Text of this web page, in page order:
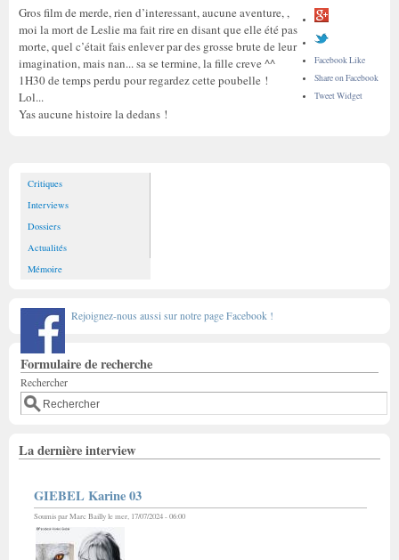
Facebook Like
Share on Facebook
Tweet Widget
Gros film de merde, rien d’interessant, aucune aventure, ,
moi la mort de Leslie ma fait rire en disant que elle été pas
morte, quel c’était fais enlever par des grosse brute de leur
imagination, mais nan... sa se termine, la fille creve ^^
1H30 de temps perdu pour regardez cette poubelle !
Lol...
Yas aucune histoire la dedans !
Critiques
Interviews
Dossiers
Actualités
Mémoire
Rejoignez-nous aussi sur notre page Facebook !
Formulaire de recherche
Rechercher
La dernière interview
GIEBEL Karine 03
Soumis parMarc Baillyle mer, 17/07/2024 - 06:00